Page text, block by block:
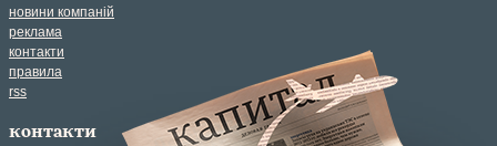
новини компаній
реклама
контакти
правила
rss
контакти